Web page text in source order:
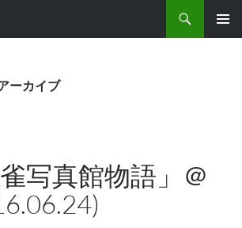
ーカイブ
写真館物語」＠